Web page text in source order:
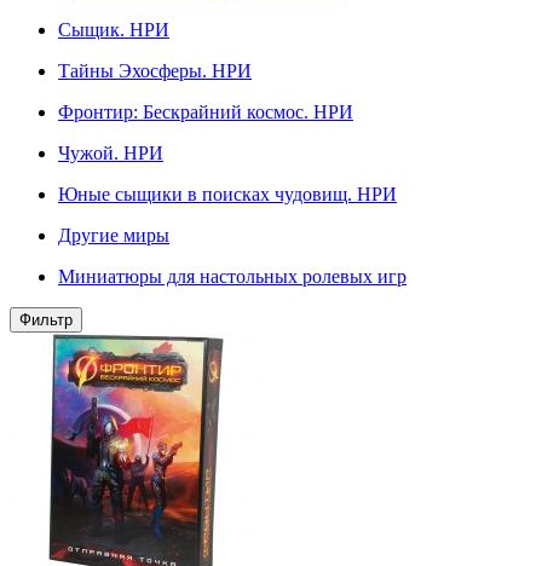
Сыщик. НРИ
Тайны Эхосферы. НРИ
Фронтир: Бескрайний космос. НРИ
Чужой. НРИ
Юные сыщики в поисках чудовищ. НРИ
Другие миры
Миниатюры для настольных ролевых игр
Фильтр